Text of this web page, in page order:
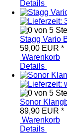
Details
Stagg Vario
59,00 EUR *
Warenkorb
Details
Sonor
89,90 EUR *
Warenkorb
Details